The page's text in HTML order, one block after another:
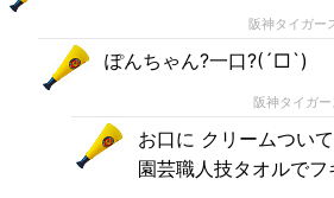
阪神タイガー
ぽんちゃん?一口?(´□`)
阪神タイガー
お口に クリームつい
園芸職人技タオルでフ